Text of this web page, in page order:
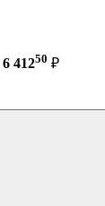
6 41250 ₽